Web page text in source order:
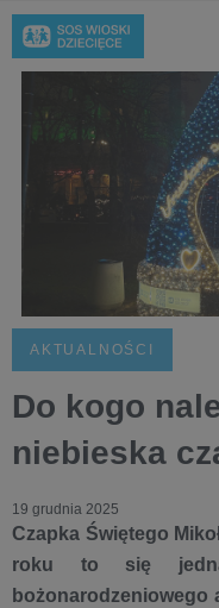
AKTUALNOŚCI
Do kogo
niebieska
19 grudnia 2025
Czapka Świętego
roku to się
bożonarodzeniowego